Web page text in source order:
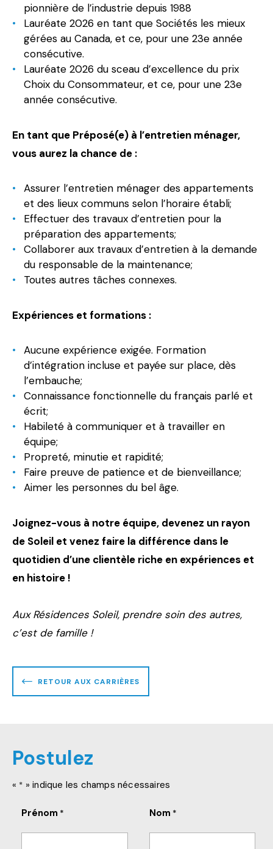
pionnière de l’industrie depuis 1988
Lauréate 2026 en tant que Sociétés les mieux
gérées au Canada, et ce, pour une 23e année
consécutive.
Lauréate 2026 du sceau d’excellence du prix
Choix du Consommateur, et ce, pour une 23e
année consécutive.
En tant que Préposé(e) à l’entretien ménager,
vous aurez la chance de :
Assurer l’entretien ménager des appartements
et des lieux communs selon l’horaire établi;
Effectuer des travaux d’entretien pour la
préparation des appartements;
Collaborer aux travaux d’entretien à la demande
du responsable de la maintenance;
Toutes autres tâches connexes.
Expériences et formations :
Aucune expérience exigée. Formation
d’intégration incluse et payée sur place, dès
l’embauche;
Connaissance fonctionnelle du français parlé et
écrit;
Habileté à communiquer et à travailler en
équipe;
Propreté, minutie et rapidité;
Faire preuve de patience et de bienveillance;
Aimer les personnes du bel âge.
Joignez-vous à notre équipe, devenez un rayon
de Soleil et venez faire la différence dans le
quotidien d’une clientèle riche en expériences et
en histoire !
Aux Résidences Soleil, prendre soin des autres,
c’est de famille !
RETOUR AUX CARRIÈRES
Postulez
« * » indique les champs nécessaires
Prénom * Nom *